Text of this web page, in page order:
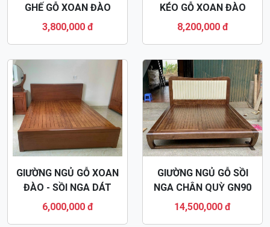
GHẾ GỖ XOAN ĐÀO
GN93
3,800,000 đ
KÉO GỖ XOAN ĐÀO
GN85
8,200,000 đ
GIƯỜNG NGỦ GỖ XOAN
ĐÀO - SỒI NGA DÁT
PHẢN GN87
6,000,000 đ
GIƯỜNG NGỦ GỖ SỒI
NGA CHÂN QUỲ GN90
14,500,000 đ